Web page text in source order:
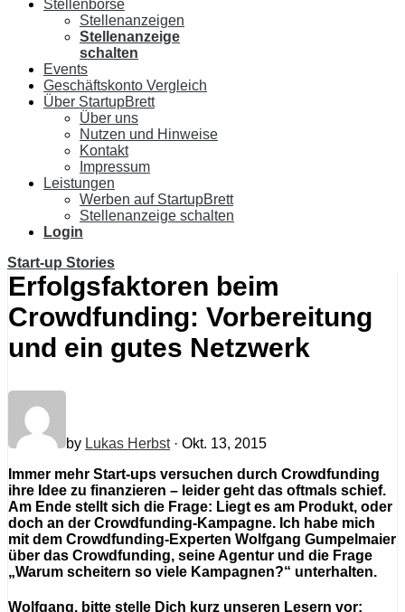
Stellenbörse
Stellenanzeigen
Stellenanzeige
schalten
Events
Geschäftskonto Vergleich
Über StartupBrett
Über uns
Nutzen und Hinweise
Kontakt
Impressum
Leistungen
Werben auf StartupBrett
Stellenanzeige schalten
Login
Start-up Stories
Erfolgsfaktoren beim
Crowdfunding: Vorbereitung
und ein gutes Netzwerk
by Lukas Herbst· Okt. 13, 2015
Immer mehr Start-ups versuchen durch Crowdfunding
ihre Idee zu finanzieren – leider geht das oftmals schief.
Am Ende stellt sich die Frage: Liegt es am Produkt, oder
doch an der Crowdfunding-Kampagne. Ich habe mich
mit dem Crowdfunding-Experten Wolfgang Gumpelmaier
über das Crowdfunding, seine Agentur und die Frage
„Warum scheitern so viele Kampagnen?“ unterhalten.
Wolfgang, bitte stelle Dich kurz unseren Lesern vor: